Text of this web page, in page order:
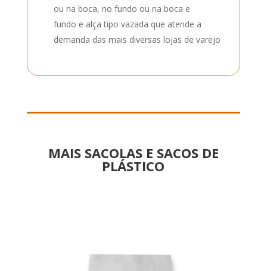
ou na boca, no fundo ou na boca e
fundo e alça tipo vazada que atende a
demanda das mais diversas lojas de varejo
MAIS SACOLAS E SACOS DE
PLÁSTICO